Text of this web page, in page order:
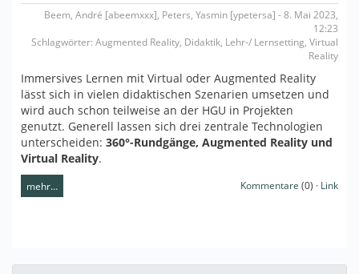
Beem, André [abeemxxx], Peters, Yasmin [ypetersa] - 8. Mai 2023,
12:23
Schlagwörter: Augmented Reality, Didaktik, Lehr-/ Lernsetting, Virtual
Reality
Immersives Lernen mit Virtual oder Augmented Reality
lässt sich in vielen didaktischen Szenarien umsetzen und
wird auch schon teilweise an der HGU in Projekten
genutzt. Generell lassen sich drei zentrale Technologien
unterscheiden: 360°-Rundgänge, Augmented Reality und
Virtual Reality.
mehr… Kommentare (0) · Link